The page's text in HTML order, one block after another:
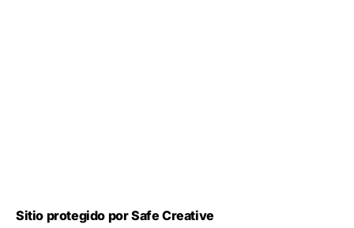
Sitio protegido por Safe Creative